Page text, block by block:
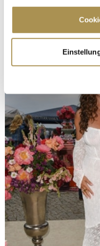
Cookie-Erklärung oder
Trigger Symbol ändern
Informationen
erfassen, welche bis
bestimmten
Erfahren Sie mehr
verarbeitet werden, und
Abschnitt Einzelheiten
Wir verwenden Cookies,
personalisieren,
zu können und die
analysieren. Außerdem
Verwendung unserer
soziale Medien, Werbung
Partner führen diese